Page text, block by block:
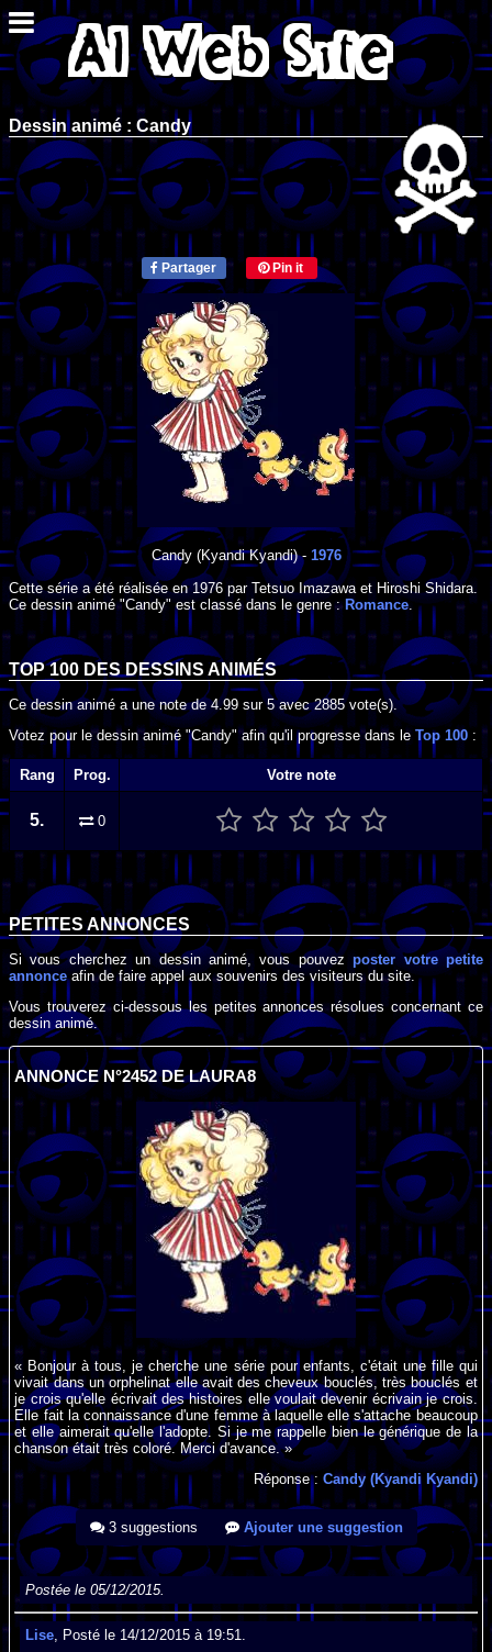
Dessin animé : Candy
Partager Pin it
Candy(Kyandi Kyandi) - 1976
Cette série a été réalisée en1976 par Tetsuo Imazawa et Hiroshi Shidara
Ce dessin animé "Candy" est classé dans le genre : Romance.
TOP 100 DES DESSINS ANIMÉS
Ce dessin animé a une note de4.99 sur5avec2885vote(s).
Votez pour le dessin animé "Candy" afin qu'il progresse dans le Top 100 :
Rang Prog. Votre note
5. 0
PETITES ANNONCES
Si vous cherchez un dessin animé, vous pouvezposter votre petite
annonceafin de faire appel aux souvenirs des visiteurs du site.
Vous trouverez ci-dessous les petites annonces résolues concernant ce
dessin animé.
ANNONCE N°2452 DE LAURA8
« Bonjour à tous, je cherche une série pour enfants, c'était une fille qui
vivait dans un orphelinat elle avait des cheveux bouclés, très bouclés et
je crois qu'elle écrivait des histoires elle voulait devenir écrivain je crois.
Elle fait la connaissance d'une femme à laquelle elle s'attache beaucoup
et elle aimerait qu'elle l'adopte. Si je me rappelle bien le générique de la
chanson était très coloré. Merci d'avance. »
Réponse : Candy (Kyandi Kyandi)
3 suggestions Ajouter une suggestion
Postée le 05/12/2015.
Lise , Posté le 14/12/2015 à 19:51.